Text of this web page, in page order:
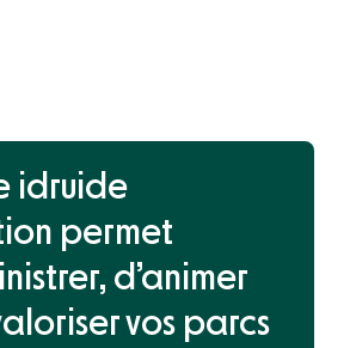
idruide
permet
d’animer
vos parcs